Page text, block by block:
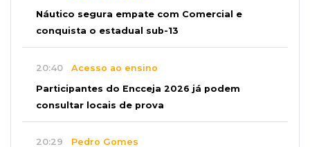
Náutico segura empate com Comercial e
conquista o estadual sub-13
20:40 Acesso ao ensino
Participantes do Encceja 2026 já podem
consultar locais de prova
20:29 Pedro Gomes